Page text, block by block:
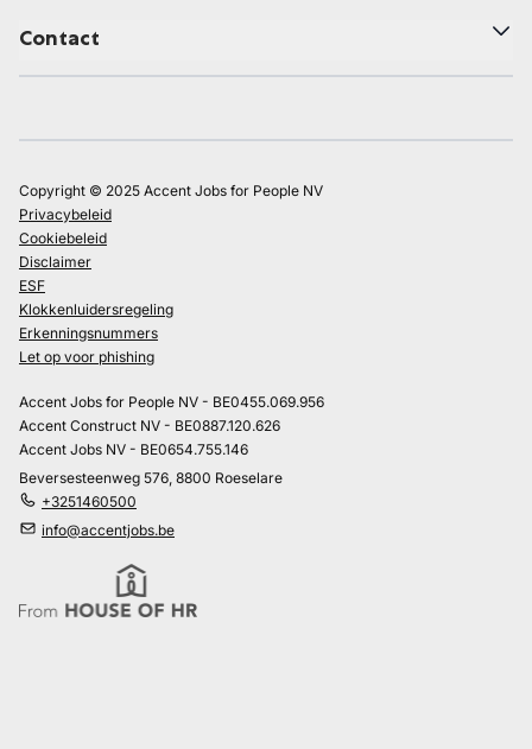
Contact
Copyright © 2025 Accent Jobs for People NV
Privacybeleid
Cookiebeleid
Disclaimer
ESF
Klokkenluidersregeling
Erkenningsnummers
Let op voor phishing
Accent Jobs for People NV - BE0455.069.956
Accent Construct NV - BE0887.120.626
Accent Jobs NV - BE0654.755.146
Beversesteenweg 576, 8800 Roeselare
+3251460500
info@accentjobs.be